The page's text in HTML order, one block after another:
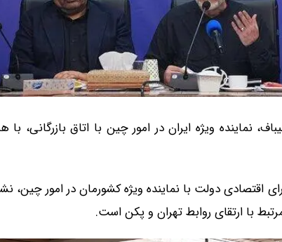
نماینده ویژه ایران در امور چین با اتاق بازرگانی، با
اقتصادی دولت با نماینده ویژه کشورمان در امور چین،
با ارتقای روابط تهران و پکن است.